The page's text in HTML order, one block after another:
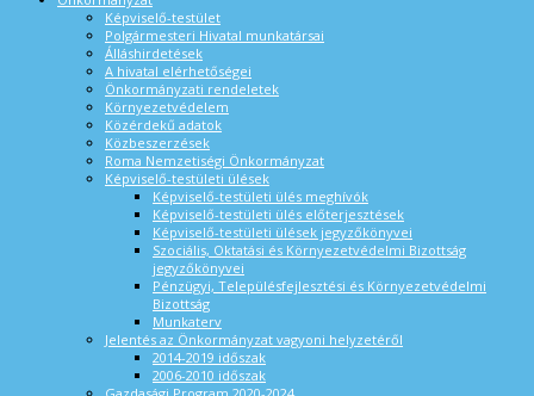
Képviselő-testület
Polgármesteri Hivatal munkatársai
Álláshirdetések
A hivatal elérhetőségei
Önkormányzati rendeletek
Környezetvédelem
Közérdekű adatok
Közbeszerzések
Roma Nemzetiségi Önkormányzat
Képviselő-testületi ülések
Képviselő-testületi ülés meghívók
Képviselő-testületi ülés előterjesztések
Képviselő-testületi ülések jegyzőkönyvei
Szociális, Oktatási és Környezetvédelmi Bizottság
jegyzőkönyvei
Pénzügyi, Településfejlesztési és Környezetvédelmi
Bizottság
Munkaterv
Jelentés az Önkormányzat vagyoni helyzetéről
2014-2019 időszak
2006-2010 időszak